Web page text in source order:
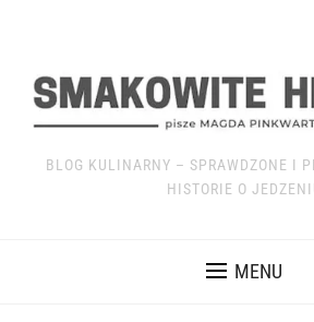
BLOG KULINARNY – SPRAWDZONE I
HISTORIE O
MENU